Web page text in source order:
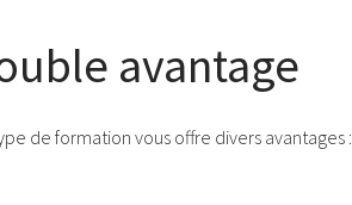
avantage
de formation vous offre divers avantages :